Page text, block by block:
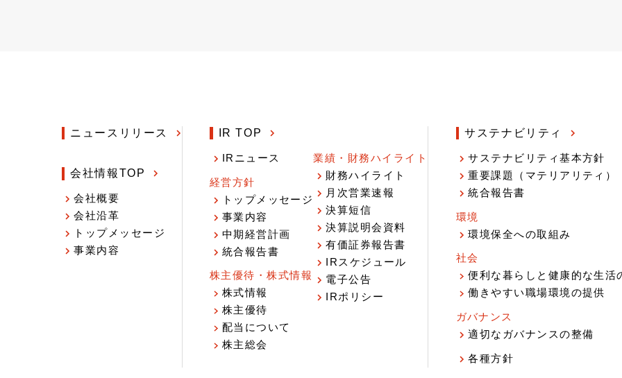
ニュースリリース
会社情報TOP
会社概要
会社沿革
トップメッセージ
事業内容
IR TOP
IRニュース
経営方針
トップメッセージ
事業内容
中期経営計画
統合報告書
株主優待・株式情報
株式情報
株主優待
配当について
株主総会
業績・財務ハイライト
財務ハイライト
月次営業速報
決算短信
決算説明会資料
有価証券報告書
IRスケジュール
電子公告
IRポリシー
サステナビリティ
サステナビリティ基本方針
重要課題（マテリアリティ）
統合報告書
環境
環境保全への取組み
社会
便利な暮らしと健康的な生活
働きやすい職場環境の提供
ガバナンス
適切なガバナンスの整備
各種方針